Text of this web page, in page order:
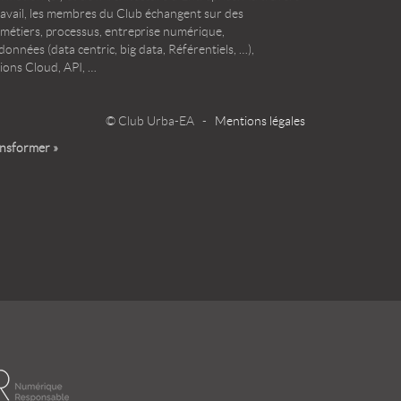
les membres du Club échangent sur des
processus, entreprise numérique,
(data centric, big data, Référentiels, …),
Cloud, API, …
© Club Urba-EA - Mentions légales
»